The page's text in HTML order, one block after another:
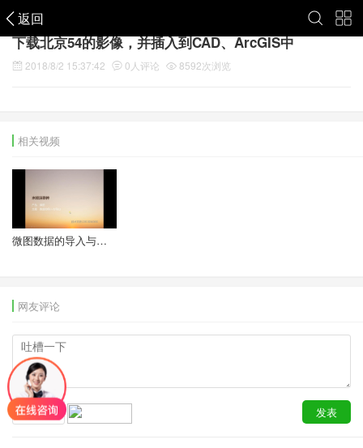
返回
下载北京54的影像，并插入到CAD、ArcGIS中
2018/8/2 15:37:42 0 人评论 8592次浏览
相关视频
微图数据的导入与导出
网友评论